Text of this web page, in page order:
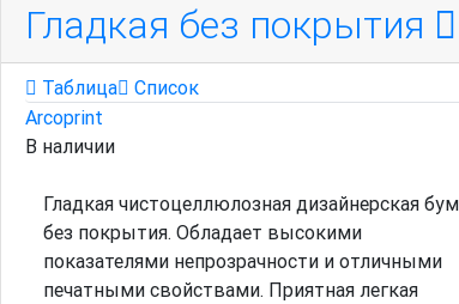
Гладкая без покрытия
Таблица Список
Arcoprint
В наличии
Гладкая чистоцеллюлозная дизайнерская
без покрытия. Обладает высокими
показателями непрозрачности и отличными
печатными свойствами. Приятная легкая